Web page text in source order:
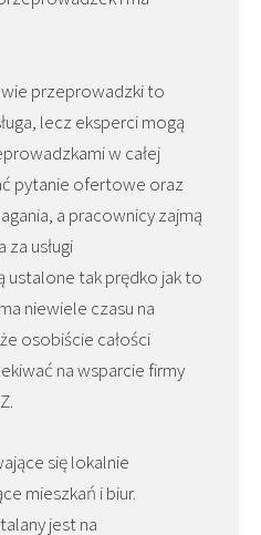
przeprowadzki to
lecz eksperci mogą
w całej
pytanie ofertowe oraz
a pracownicy zajmą
usługi
tak prędko jak to
niewiele czasu na
osobiście całości
na wsparcie firmy
się lokalnie
mieszkań i biur.
jest na